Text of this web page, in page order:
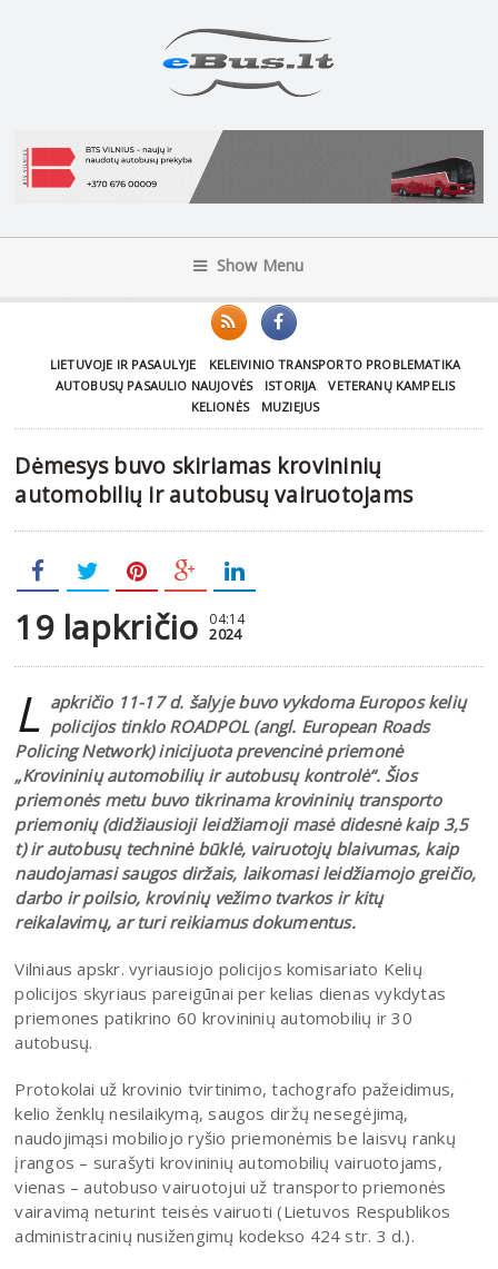
Show Menu
LIETUVOJE IR PASAULYJE
KELEIVINIO TRANSPORTO PROBLEMATIKA
AUTOBUSŲ PASAULIO NAUJOVĖS
ISTORIJA
VETERANŲ KAMPELIS
KELIONĖS
MUZIEJUS
Dėmesys buvo skiriamas krovininių
automobilių ir autobusų vairuotojams
19 lapkričio 04:14
2024
L apkričio 11-17 d. šalyje buvo vykdoma Europos kelių
policijos tinklo ROADPOL (angl. European Roads
Policing Network) inicijuota prevencinė priemonė
„Krovininių automobilių ir autobusų kontrolė“. Šios
priemonės metu buvo tikrinama krovininių transporto
priemonių (didžiausioji leidžiamoji masė didesnė kaip 3,5
t) ir autobusų techninė būklė, vairuotojų blaivumas, kaip
naudojamasi saugos diržais, laikomasi leidžiamojo greičio,
darbo ir poilsio, krovinių vežimo tvarkos ir kitų
reikalavimų, ar turi reikiamus dokumentus.
Vilniaus apskr. vyriausiojo policijos komisariato Kelių
policijos skyriaus pareigūnai per kelias dienas vykdytas
priemones patikrino 60 krovininių automobilių ir 30
autobusų.
Protokolai už krovinio tvirtinimo, tachografo pažeidimus,
kelio ženklų nesilaikymą, saugos diržų nesegėjimą,
naudojimąsi mobiliojo ryšio priemonėmis be laisvų rankų
įrangos – surašyti krovininių automobilių vairuotojams,
vienas – autobuso vairuotojui už transporto priemonės
vairavimą neturint teisės vairuoti (Lietuvos Respublikos
administracinių nusižengimų kodekso 424 str. 3 d.).